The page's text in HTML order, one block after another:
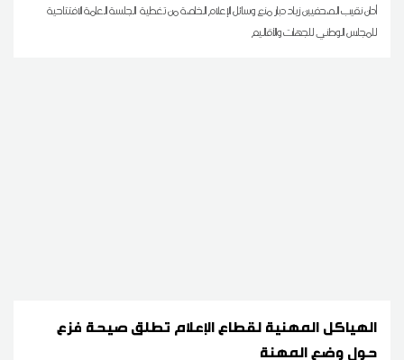
أدان نقيب الصحفيين زياد دبار منع وسائل الإعلام الخاصة من تغطية الجلسة العامة الافتتاحية
للمجلس الوطني للجهات والأقاليم
الهياكل المهنية لقطاع الإعلام تطلق صيحة فزع
حول وضع المهنة